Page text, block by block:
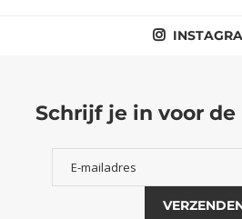
Schrijf je in voor